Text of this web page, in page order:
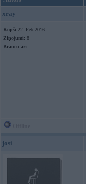
xray
Kopš: 22. Feb 2016
Ziņojumi: 8
Braucu ar:
josi